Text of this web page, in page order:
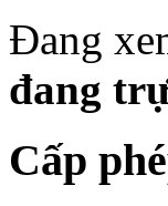
Đang
đang
Cấp